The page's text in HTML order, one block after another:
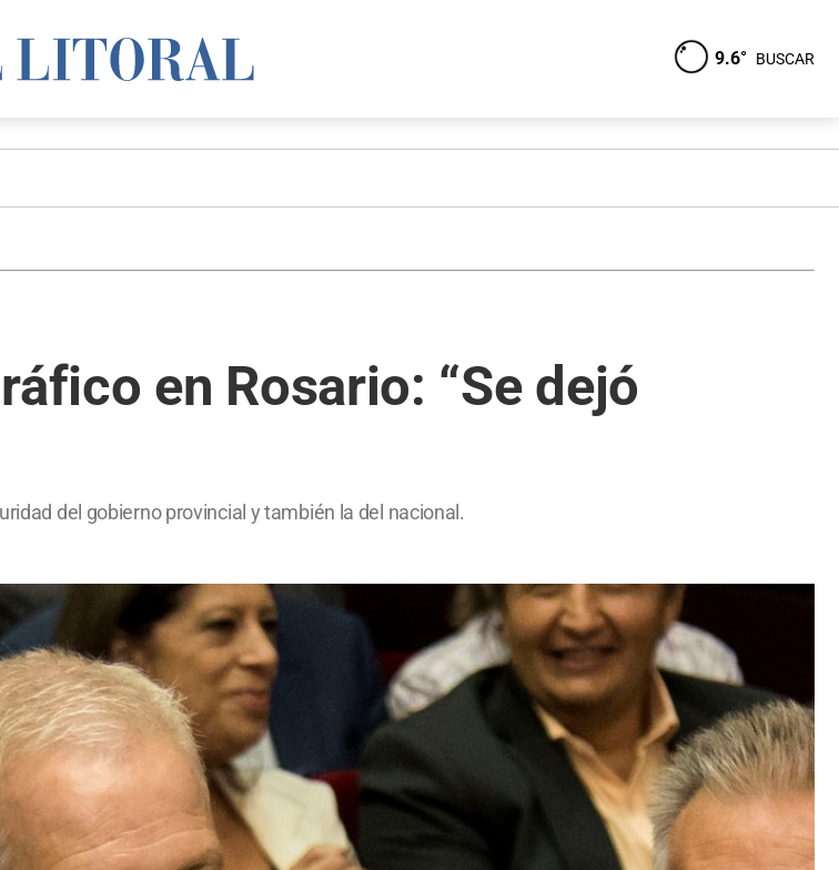
9.6° BUSCAR
en Rosario: “Se dejó
del gobierno provincial y también la del nacional.